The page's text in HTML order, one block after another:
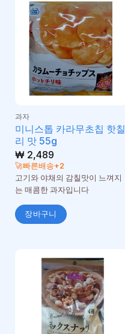
과자
미니스톱 카라무초칩 핫칠
리 맛 55g
₩2,489
🚀빠른배송+2
고기와 야채의 감칠맛이 느껴지
는 매콤한 과자입니다
장바구니